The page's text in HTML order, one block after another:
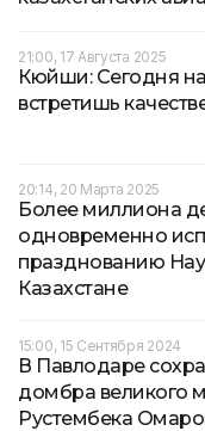
21:00, 17 Августа 2025
Кюйши: Сегодня
встретишь
20:14, 20 Марта 2025
Более миллиона
одновременно
празднованию
Казахстане
15:00, 15 Сентября 2024
В Павлодаре
домбра великого
Рустембека